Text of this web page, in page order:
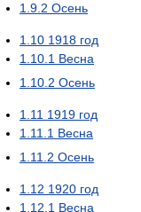
1.9.2 Осень
1.10 1918 год
1.10.1 Весна
1.10.2 Осень
1.11 1919 год
1.11.1 Весна
1.11.2 Осень
1.12 1920 год
1.12.1 Весна